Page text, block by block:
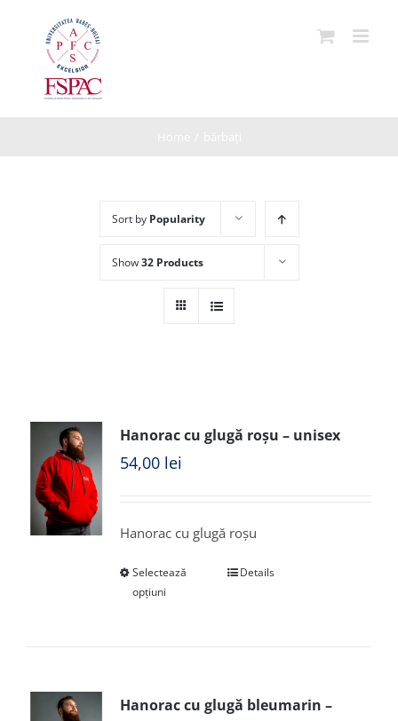
Sort by Popularity
Show32 Products
Hanorac cu glugă roșu – unisex
54,00 lei
Hanorac cu glugă roșu
Selectează
opțiuni
Details
Hanorac cu glugă bleumarin –